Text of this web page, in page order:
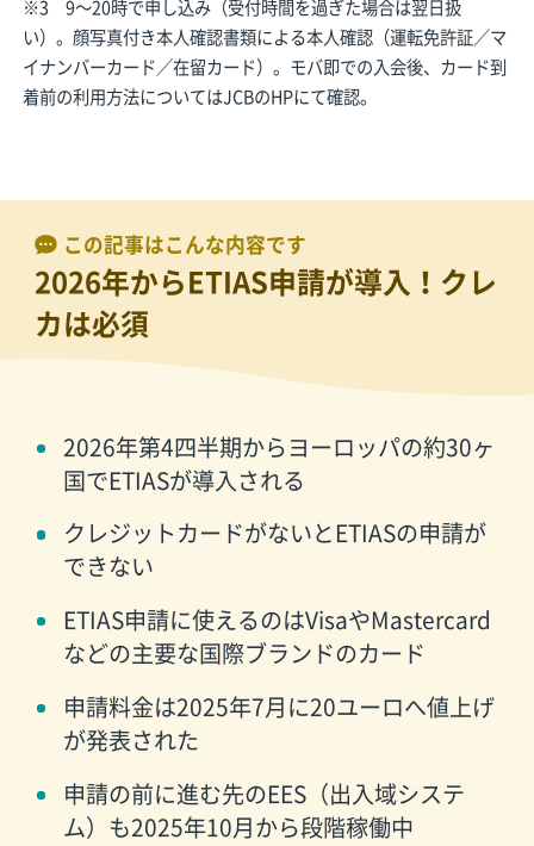
※3 9〜20時で申し込み（受付時間を過ぎた場合は翌日扱
い）。顔写真付き本人確認書類による本人確認（運転免許証／マ
イナンバーカード／在留カード）。モバ即での入会後、カード到
着前の利用方法についてはJCBのHPにて確認。
この記事はこんな内容です
2026年からETIAS申請が導入！クレ
カは必須
2026年第4四半期からヨーロッパの約30ヶ
国でETIASが導入される
クレジットカードがないとETIASの申請が
できない
ETIAS申請に使えるのはVisaやMastercard
などの主要な国際ブランドのカード
申請料金は2025年7月に20ユーロへ値上げ
が発表された
申請の前に進む先のEES（出入域システ
ム）も2025年10月から段階稼働中